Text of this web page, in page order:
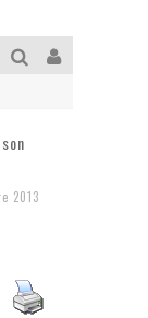
2013